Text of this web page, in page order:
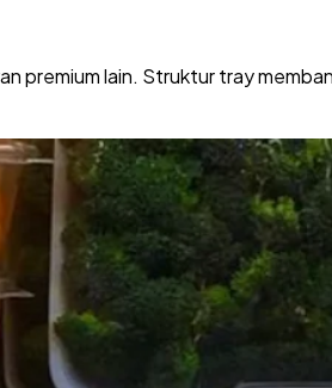
premium lain. Struktur tray